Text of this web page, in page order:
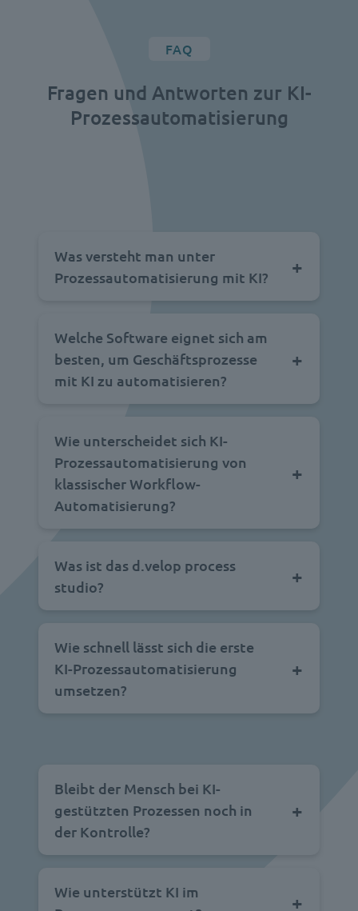
FAQ
Fragen und Antworten zur KI-
Prozessautomatisierung
Was versteht man unter
Prozessautomatisierung mit KI?
Welche Software eignet sich am
besten, um Geschäftsprozesse
mit KI zu automatisieren?
Wie unterscheidet sich KI-
Prozessautomatisierung von
klassischer Workflow-
Automatisierung?
Was ist das d.velop process
studio?
Wie schnell lässt sich die erste
KI-Prozessautomatisierung
umsetzen?
Bleibt der Mensch bei KI-
gestützten Prozessen noch in
der Kontrolle?
Wie unterstützt KI im